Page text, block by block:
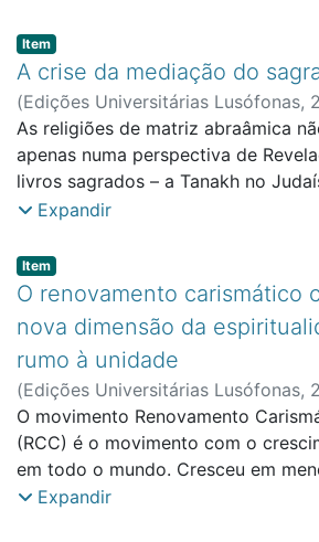
encolerizado e disposto a
que lhe pertencia. Destaca sete
estratégia utilizada por ela no
interlocutor.
Item type:
Item,
A crise da mediação do
(Edições Universitárias Lusófonas,
Brissos;Faculdade de Ciências
Administração
As religiões de matriz abraâmica
apenas numa perspectiva de
livros sagrados – a Tanakh no
Cristianismo e o Corão no Islão –
relações entre o crente comum e a
Expandir
Item type:
Item,
O renovamento carismático
nova dimensão da
rumo à unidade
(Edições Universitárias Lusófonas,
Manuel Raposo;Faculdade de
Educação e Administração
O movimento Renovamento
(RCC) é o movimento com o
em todo o mundo. Cresceu em
anos de zero para mais de 150
Expandir